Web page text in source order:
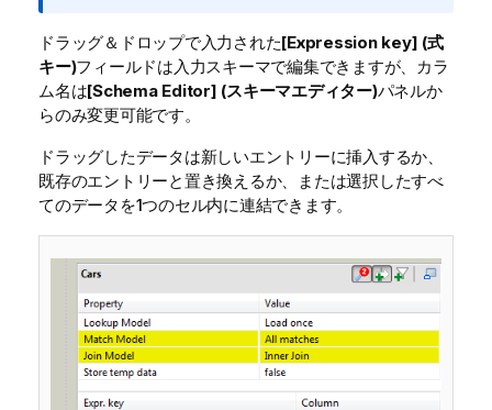
モ
ドラッグ＆ドロップで入力された[Expression key] (式
キー)フィールドは入力スキーマで編集できますが、カラ
ム名は[Schema Editor] (スキーマエディター)パネルか
らのみ変更可能です。
ドラッグしたデータは新しいエントリーに挿入するか、
既存のエントリーと置き換えるか、または選択したすべ
てのデータを1つのセル内に連結できます。